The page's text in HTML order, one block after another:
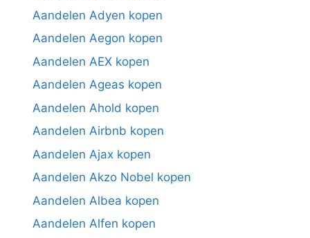
Aandelen Adyen kopen
Aandelen Aegon kopen
Aandelen AEX kopen
Aandelen Ageas kopen
Aandelen Ahold kopen
Aandelen Airbnb kopen
Aandelen Ajax kopen
Aandelen Akzo Nobel kopen
Aandelen Albea kopen
Aandelen Alfen kopen